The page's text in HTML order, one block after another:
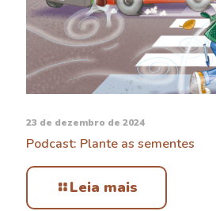
23 de dezembro de 2024
Podcast: Plante as sementes
Leia mais